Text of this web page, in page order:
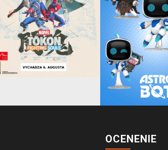
OCENENIE